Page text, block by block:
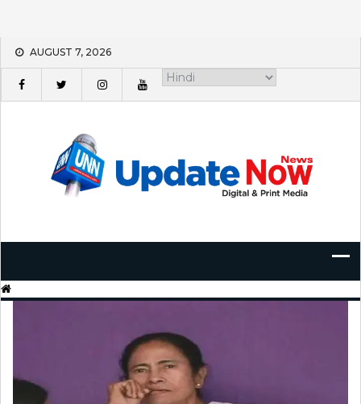
Skip
content
AUGUST 7, 2026